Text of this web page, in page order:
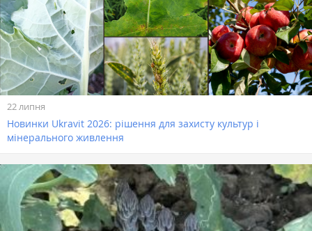
22 липня
Новинки Ukravit 2026: рішення для захисту культур і
мінерального живлення